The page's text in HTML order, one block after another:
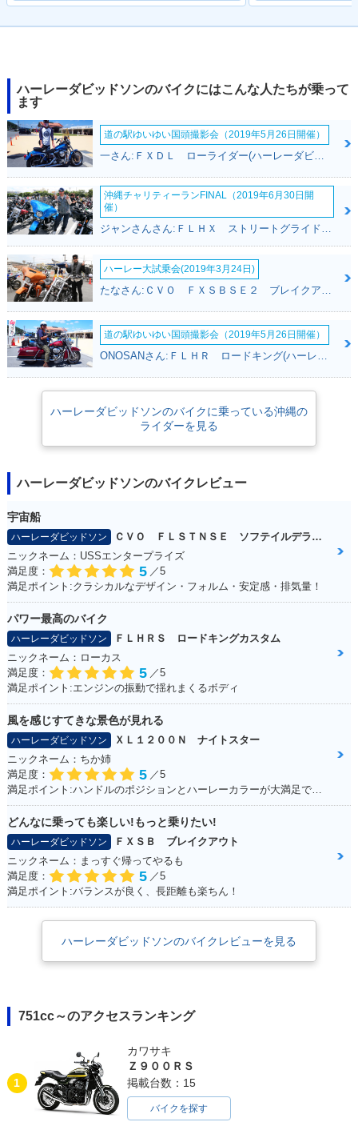
ハーレーダビッドソンのバイクにはこんな人たちが乗って
ます
道の駅ゆいゆい国頭撮影会（2019年5月26日開催）
沖縄チャリティーランFINAL（2019年6月30日開
催）
ジャンさんさん:ＦＬＨＸ ストリートグライド(ハーレーダビッドソン)
ハーレー大試乗会(2019年3月24日)
道の駅ゆいゆい国頭撮影会（2019年5月26日開催）
ハーレーダビッドソンのバイクに乗っている沖縄の
ライダーを見る
ハーレーダビッドソンのバイクレビュー
宇宙船
ハーレーダビッドソン
ＣＶＯ ＦＬＳＴＮＳＥ ソフテイルデラックス
ニックネーム：USSエンタープライズ
満足度：
5 ／5
満足ポイント:クラシカルなデザイン・フォルム・安定感・排気量！
パワー最高のバイク
ハーレーダビッドソン
ＦＬＨＲＳ ロードキングカスタム
ニックネーム：ローカス
満足度：
5 ／5
満足ポイント:エンジンの振動で揺れまくるボディ
風を感じすてきな景色が見れる
ハーレーダビッドソン
ＸＬ１２００Ｎ ナイトスター
ニックネーム：ちか姉
満足度：
5 ／5
満足ポイント:ハンドルのポジションとハーレーカラーが大満足です！ パワーも抜群！
どんなに乗っても楽しい!もっと乗りたい!
ハーレーダビッドソン
ＦＸＳＢ ブレイクアウト
ニックネーム：まっすぐ帰ってやるも
満足度：
5 ／5
満足ポイント:バランスが良く、長距離も楽ちん！
ハーレーダビッドソンのバイクレビューを見る
751cc～のアクセスランキング
1
カワサキ
Ｚ９００ＲＳ
掲載台数：15
バイクを探す